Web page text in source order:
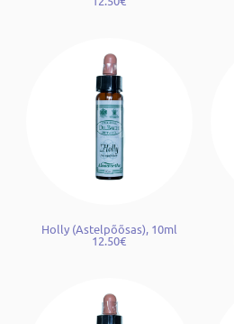
Holly (Astelpõõsas), 10ml
12.50€